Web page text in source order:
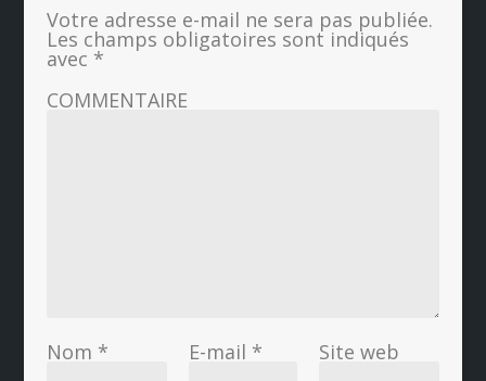
Votre adresse e-mail ne sera pas publiée.
Les champs obligatoires sont indiqués
avec *
COMMENTAIRE
Nom * E-mail * Site web